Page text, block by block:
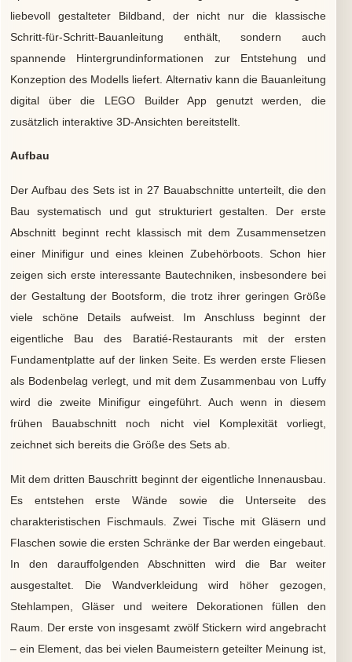
liebevoll gestalteter Bildband, der nicht nur die klassische
Schritt-für-Schritt-Bauanleitung enthält, sondern auch
spannende Hintergrundinformationen zur Entstehung und
Konzeption des Modells liefert. Alternativ kann die Bauanleitung
digital über die LEGO Builder App genutzt werden, die
zusätzlich interaktive 3D-Ansichten bereitstellt.
Aufbau
Der Aufbau des Sets ist in 27 Bauabschnitte unterteilt, die den
Bau systematisch und gut strukturiert gestalten. Der erste
Abschnitt beginnt recht klassisch mit dem Zusammensetzen
einer Minifigur und eines kleinen Zubehörboots. Schon hier
zeigen sich erste interessante Bautechniken, insbesondere bei
der Gestaltung der Bootsform, die trotz ihrer geringen Größe
viele schöne Details aufweist. Im Anschluss beginnt der
eigentliche Bau des Baratié-Restaurants mit der ersten
Fundamentplatte auf der linken Seite. Es werden erste Fliesen
als Bodenbelag verlegt, und mit dem Zusammenbau von Luffy
wird die zweite Minifigur eingeführt. Auch wenn in diesem
frühen Bauabschnitt noch nicht viel Komplexität vorliegt,
zeichnet sich bereits die Größe des Sets ab.
Mit dem dritten Bauschritt beginnt der eigentliche Innenausbau.
Es entstehen erste Wände sowie die Unterseite des
charakteristischen Fischmauls. Zwei Tische mit Gläsern und
Flaschen sowie die ersten Schränke der Bar werden eingebaut.
In den darauffolgenden Abschnitten wird die Bar weiter
ausgestaltet. Die Wandverkleidung wird höher gezogen,
Stehlampen, Gläser und weitere Dekorationen füllen den
Raum. Der erste von insgesamt zwölf Stickern wird angebracht
– ein Element, das bei vielen Baumeistern geteilter Meinung ist,